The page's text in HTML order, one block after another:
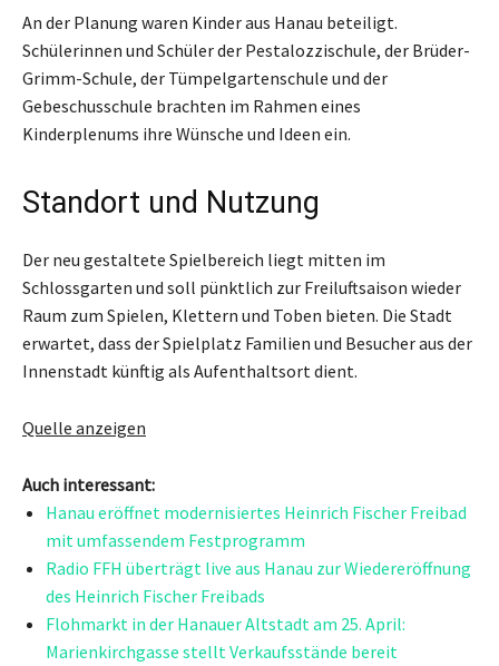
An der Planung waren Kinder aus Hanau beteiligt.
Schülerinnen und Schüler der Pestalozzischule, der Brüder-
Grimm-Schule, der Tümpelgartenschule und der
Gebeschusschule brachten im Rahmen eines
Kinderplenums ihre Wünsche und Ideen ein.
Standort und Nutzung
Der neu gestaltete Spielbereich liegt mitten im
Schlossgarten und soll pünktlich zur Freiluftsaison wieder
Raum zum Spielen, Klettern und Toben bieten. Die Stadt
erwartet, dass der Spielplatz Familien und Besucher aus der
Innenstadt künftig als Aufenthaltsort dient.
Quelle anzeigen
Auch interessant:
Hanau eröffnet modernisiertes Heinrich Fischer Freibad
mit umfassendem Festprogramm
Radio FFH überträgt live aus Hanau zur Wiedereröffnung
des Heinrich Fischer Freibads
Flohmarkt in der Hanauer Altstadt am 25. April:
Marienkirchgasse stellt Verkaufsstände bereit